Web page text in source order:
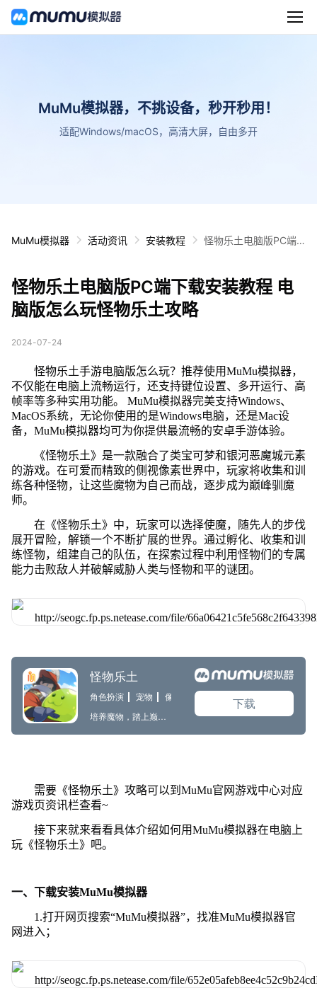
MuMu模拟器，不挑设备，秒开秒用！
适配Windows/macOS，高清大屏，自由多开
MuMu模拟器 活动资讯 安装教程
怪物乐土电脑版PC端
怪物乐土电脑版PC端下载安装教程 电
脑版怎么玩怪物乐土攻略
2024-07-24
怪物乐土手游电脑版怎么玩？推荐使用MuMu模拟器，
不仅能在电脑上流畅运行，还支持键位设置、多开运行、高
帧率等多种实用功能。 MuMu模拟器完美支持Windows、
MacOS系统，无论你使用的是Windows电脑，还是Mac设
备，MuMu模拟器均可为你提供最流畅的安卓手游体验。
《怪物乐土》是一款融合了类宝可梦和银河恶魔城元素
的游戏。在可爱而精致的侧视像素世界中，玩家将收集和训
练各种怪物，让这些魔物为自己而战，逐步成为巅峰驯魔
师。
在《怪物乐土》中，玩家可以选择使魔，随先人的步伐
展开冒险，解锁一个不断扩展的世界。通过孵化、收集和训
练怪物，组建自己的队伍，在探索过程中利用怪物们的专属
能力击败敌人并破解威胁人类与怪物和平的谜团。
需要《怪物乐土》攻略可以到MuMu官网游戏中心对应
游戏页资讯栏查看~
接下来就来看看具体介绍如何用MuMu模拟器在电脑上
玩《怪物乐土》吧。
一、下载安装MuMu模拟器
1.打开网页搜索“MuMu模拟器”，找准MuMu模拟器官
网进入；